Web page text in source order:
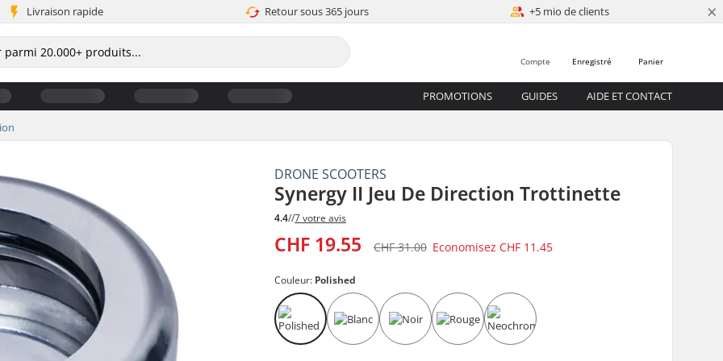
Livraison rapide Retour sous 365 jours +5 mio de clients ×
Panier
Enregistré
Compte
PROMOTIONS GUIDES AIDE ET CONTACT
DRONE SCOOTERS
Synergy II Jeu De Direction Trottinette
4.4//7 votre avis
CHF 19.55 CHF 31.00 EconomisezCHF 11.45
Couleur: Polished